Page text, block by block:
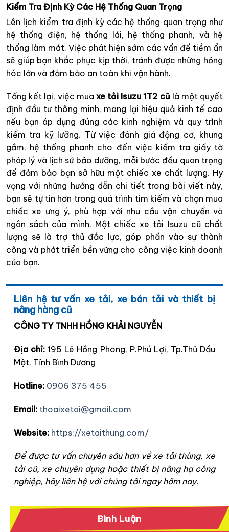
Kiểm Tra Định Kỳ Các Hệ Thống Quan Trọng
Lên lịch kiểm tra định kỳ các hệ thống quan trọng như
hệ thống điện, hệ thống lái, hệ thống phanh, và hệ
thống làm mát. Việc phát hiện sớm các vấn đề tiềm ẩn
sẽ giúp bạn khắc phục kịp thời, tránh được những hỏng
hóc lớn và đảm bảo an toàn khi vận hành.
Tổng kết lại, việc mua xe tải Isuzu 1T2 cũ là một quyết
định đầu tư thông minh, mang lại hiệu quả kinh tế cao
nếu bạn áp dụng đúng các kinh nghiệm và quy trình
kiểm tra kỹ lưỡng. Từ việc đánh giá động cơ, khung
gầm, hệ thống phanh cho đến việc kiểm tra giấy tờ
pháp lý và lịch sử bảo dưỡng, mỗi bước đều quan trọng
để đảm bảo bạn sở hữu một chiếc xe chất lượng. Hy
vọng với những hướng dẫn chi tiết trong bài viết này,
bạn sẽ tự tin hơn trong quá trình tìm kiếm và chọn mua
chiếc xe ưng ý, phù hợp với nhu cầu vận chuyển và
ngân sách của mình. Một chiếc xe tải Isuzu cũ chất
lượng sẽ là trợ thủ đắc lực, góp phần vào sự thành
công và phát triển bền vững cho công việc kinh doanh
của bạn.
Liên hệ tư vấn xe tải, xe bán tải và thiết bị
nâng hàng cũ
CÔNG TY TNHH HỒNG KHẢI NGUYỄN
Địa chỉ: 195 Lê Hồng Phong, P.Phú Lợi, Tp.Thủ Dầu
Một, Tỉnh Bình Dương
Hotline: 0906 375 455
Email: thoaixetai@gmail.com
Website: https://xetaithung.com/
Để được tư vấn chuyên sâu hơn về xe tải thùng, xe
tải cũ, xe chuyên dụng hoặc thiết bị nâng hạ công
nghiệp, hãy liên hệ với chúng tôi ngay hôm nay.
Bình Luận